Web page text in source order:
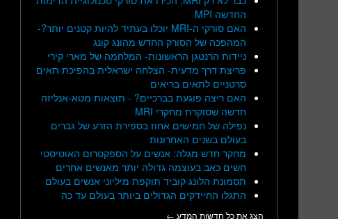
החדשה MPI
האם סורקי ה-MRI יוכלו בעתיד להיות קטנים יותר?-
המהפכה של הסורק החדש מהונג קונג
ניידות הרנטגן הראשונות- המלחמה של מארי קירי
פריצת דרך מדעית- הצלחה ישראלית בהפיכת תאים
סרטניים לתאים בריאים
האם ריצה פוגעת בברכיים? - תוצאות מטא-אנליזה
חדשה שסוקרת מחקרי MRI
נפילה של חמישים אחוז בספירת הזרע של גברים
בעולם בשנים האחרונות
מחקר חדש מגלה: אנשים על הספקטרום האוטיסטי
חשים כאב בעוצמה גדולה יותר מאנשים אחרים
תסמונת הלונג קוביד תוקפת מיליוני אנשים בעולם
התגלו החיידקים הגדולים ביותר בעולם עד כה
הצג את כל חדשות המדע ←